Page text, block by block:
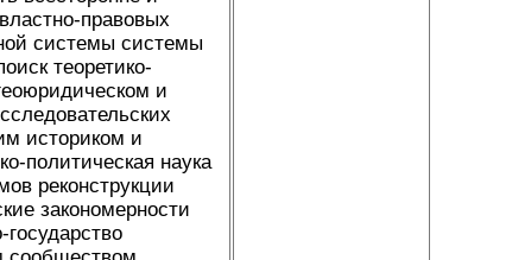
правовых
системы системы
теоретико-
и
историком и
политическая наука
реконструкции
закономерности